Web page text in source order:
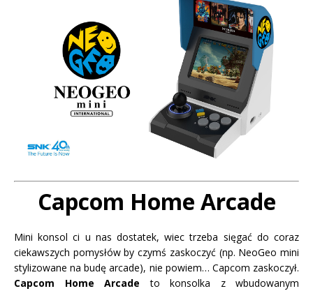
Capcom Home Arcade
Mini konsol ci u nas dostatek, wiec trzeba sięgać do coraz
ciekawszych pomysłów by czymś zaskoczyć (np. NeoGeo mini
stylizowane na budę arcade), nie powiem… Capcom zaskoczył.
Capcom Home Arcade to konsolka z wbudowanym